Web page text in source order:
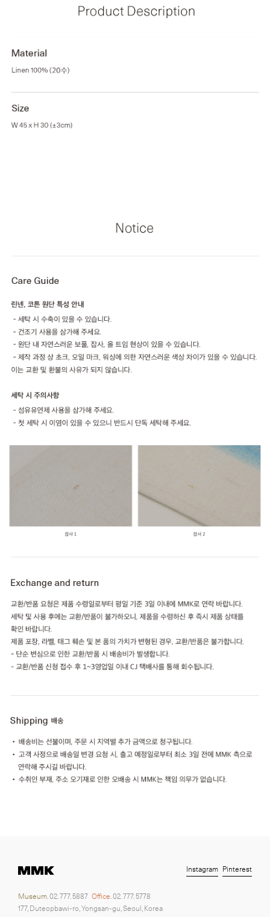
Museum.02. 777. 5887 Office.02. 777. 5778
177, Duteopbawi-ro, Yongsan-gu, Seoul, Korea
Instagram Pinterest